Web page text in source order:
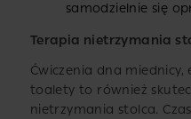
samodzielnie się
Terapia nietrzymania
Ćwiczenia dna
toalety to również
nietrzymania stolca.